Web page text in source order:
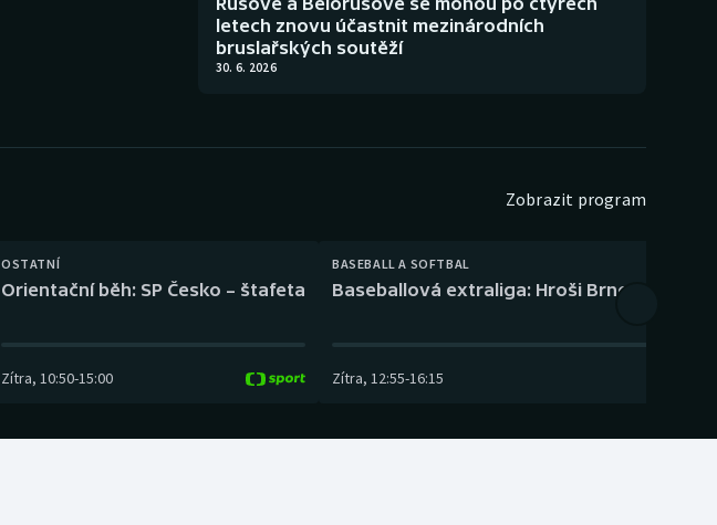
letech znovu účastnit mezinárodních
bruslařských soutěží
30. 6. 2026
Zobrazit program
OSTATNÍ
Orientační běh: SP Česko – štafeta
Zítra, 10:50-15:00
BASEBALL A SOFTBAL
Baseballová extraliga: Hroši Brno – Eagles
Zítra, 12:55-16:15